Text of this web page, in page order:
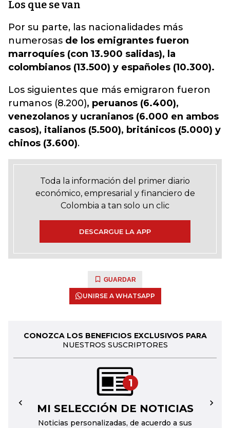
Los que se van
Por su parte, las nacionalidades más
numerosas de los emigrantes fueron
marroquíes (con 13.900 salidas), la
colombianos (13.500) y españoles (10.300).
Los siguientes que más emigraron fueron
rumanos (8.200), peruanos (6.400),
venezolanos y ucranianos (6.000 en ambos
casos), italianos (5.500), británicos (5.000) y
chinos (3.600).
Toda la información del primer diario
económico, empresarial y financiero de
Colombia a tan solo un clic
DESCARGUE LA APP
GUARDAR
UNIRSE A WHATSAPP
CONOZCA LOS BENEFICIOS EXCLUSIVOS PARA
NUESTROS SUSCRIPTORES
1
MI SELECCIÓN DE NOTICIAS
Noticias personalizadas, de acuerdo a sus
← →